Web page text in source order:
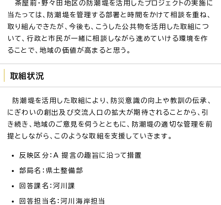
茶屋前・野々田地区の防潮堤を活用したプロジェクトの実施に
当たっては、防潮堤を管理する部署と時間をかけて相談を重ね、
取り組んできたが、今後も、こうした公共物を活用した取組につ
いて、行政と市民が一緒に相談しながら進めていける環境を作
ることで、地域の価値が高まると思う。
取組状況
防潮堤を活用した取組により、防災意識の向上や教訓の伝承、
にぎわいの創出及び交流人口の拡大が期待されることから、引
き続き、地域のご意見を伺うとともに、防潮堤の適切な管理を前
提としながら、このような取組を支援していきます。
反映区分：A 提言の趣旨に沿って措置
部局名：県土整備部
回答課名：河川課
回答担当名：河川海岸担当